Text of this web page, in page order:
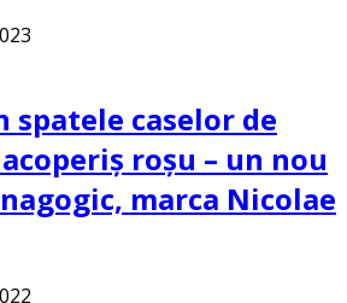
spatele caselor de
roșu – un nou
marca Nicolae